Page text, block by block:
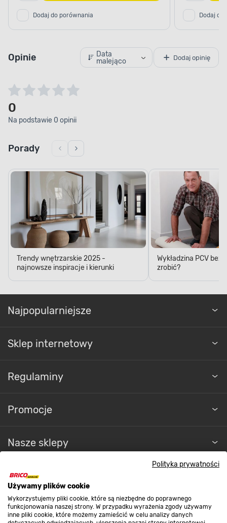
Polityka prywatności
Używamy plików cookie
Wykorzystujemy pliki cookie, które są niezbędne do poprawnego
funkcjonowania naszej strony. W przypadku wyrażenia zgody używamy
inne pliki cookie, które możemy zamieścić w celu analizy danych
Dodaj do porównania Dodaj do
Opinie
Data
malejąco
Dodaj opinię
0
Na podstawie 0 opinii
Porady
Trendy wnętrzarskie 2025 -
najnowsze inspiracje i kierunki
Wykładzina PCV bez
zrobić?
Najpopularniejsze
Sklep internetowy
Regulaminy
Promocje
Nasze sklepy
O nas
Kontakt do sklepu